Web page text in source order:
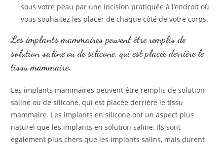
sous votre peau par une incision pratiquée à l’endroit où
vous souhaitez les placer de chaque côté de votre corps.
Les implants mammaires peuvent être remplis de
solution saline ou de silicone, qui est placée derrière le
tissu mammaire.
Les implants mammaires peuvent être remplis de solution
saline ou de silicone, qui est placée derrière le tissu
mammaire. Les implants en silicone ont un aspect plus
naturel que les implants en solution saline. Ils sont
également plus chers que les implants salins, mais durent